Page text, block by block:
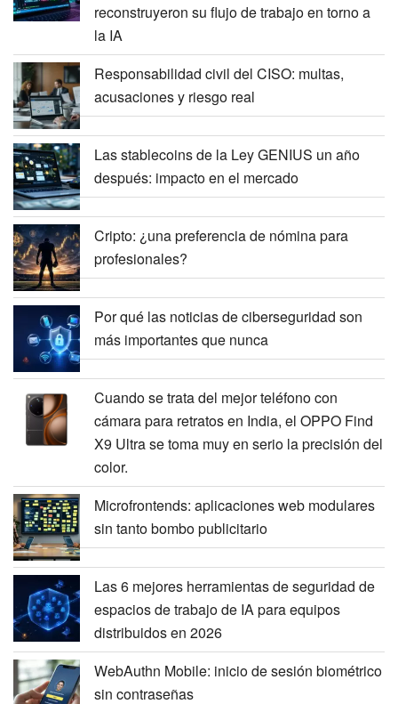
reconstruyeron su flujo de trabajo en torno a
la IA
Responsabilidad civil del CISO: multas,
acusaciones y riesgo real
Las stablecoins de la Ley GENIUS un año
después: impacto en el mercado
Cripto: ¿una preferencia de nómina para
profesionales?
Por qué las noticias de ciberseguridad son
más importantes que nunca
Cuando se trata del mejor teléfono con
cámara para retratos en India, el OPPO Find
X9 Ultra se toma muy en serio la precisión del
color.
Microfrontends: aplicaciones web modulares
sin tanto bombo publicitario
Las 6 mejores herramientas de seguridad de
espacios de trabajo de IA para equipos
distribuidos en 2026
WebAuthn Mobile: inicio de sesión biométrico
sin contraseñas